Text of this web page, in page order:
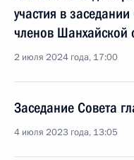
участия в заседании
членов Шанхайской
2 июля 2024 года, 17:00
Заседание Совета
4 июля 2023 года, 13:05